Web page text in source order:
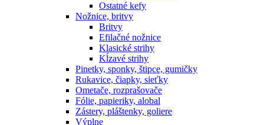
Ostatné kefy
Nožnice, britvy
Britvy
Efilačné nožnice
Klasické strihy
Kĺzavé strihy
Pinetky, sponky, štipce, gumičky
Rukavice, čiapky, sieťky
Ometače, rozprašovače
Fólie, papieriky, alobal
Zástery, pláštenky, goliere
Výplne